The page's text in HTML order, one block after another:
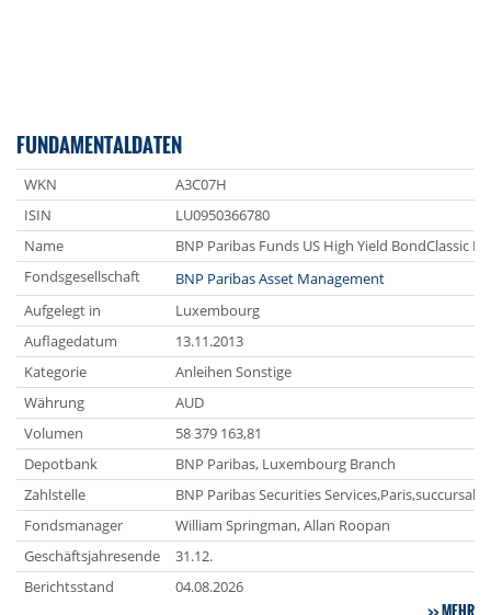
FUNDAMENTALDATEN
WKN
A3C07H
ISIN
LU0950366780
Name
BNP Paribas Funds US High Yield BondClassic H
Fondsgesellschaft
BNP Paribas Asset Management
Aufgelegt in
Luxembourg
Auflagedatum
13.11.2013
Kategorie
Anleihen Sonstige
Währung
AUD
Volumen
58 379 163,81
Depotbank
BNP Paribas, Luxembourg Branch
Zahlstelle
BNP Paribas Securities Services,Paris,succursale
Fondsmanager
William Springman, Allan Roopan
Geschäftsjahresende
31.12.
Berichtsstand
04.08.2026
MEHR